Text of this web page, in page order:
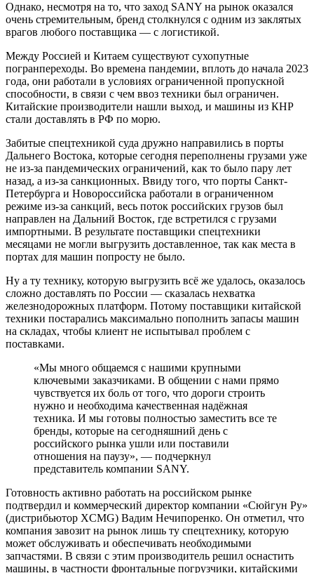
Однако, несмотря на то, что заход SANY на рынок оказался
очень стремительным, бренд столкнулся с одним из заклятых
врагов любого поставщика — с логистикой.
Между Россией и Китаем существуют сухопутные
погранпереходы. Во времена пандемии, вплоть до начала 2023
года, они работали в условиях ограниченной пропускной
способности, в связи с чем ввоз техники был ограничен.
Китайские производители нашли выход, и машины из КНР
стали доставлять в РФ по морю.
Забитые спецтехникой суда дружно направились в порты
Дальнего Востока, которые сегодня переполнены грузами уже
не из-за пандемических ограничений, как то было пару лет
назад, а из-за санкционных. Ввиду того, что порты Санкт-
Петербурга и Новороссийска работали в ограниченном
режиме из-за санкций, весь поток российских грузов был
направлен на Дальний Восток, где встретился с грузами
импортными. В результате поставщики спецтехники
месяцами не могли выгрузить доставленное, так как места в
портах для машин попросту не было.
Ну а ту технику, которую выгрузить всё же удалось, оказалось
сложно доставлять по России — сказалась нехватка
железнодорожных платформ. Потому поставщики китайской
техники постарались максимально пополнить запасы машин
на складах, чтобы клиент не испытывал проблем с
поставками.
«Мы много общаемся с нашими крупными
ключевыми заказчиками. В общении с нами прямо
чувствуется их боль от того, что дороги строить
нужно и необходима качественная надёжная
техника. И мы готовы полностью заместить все те
бренды, которые на сегодняшний день с
российского рынка ушли или поставили
отношения на паузу», — подчеркнул
представитель компании SANY.
Готовность активно работать на российском рынке
подтвердил и коммерческий директор компании «Сюйгун Ру»
(дистрибьютор XCMG) Вадим Нечипоренко. Он отметил, что
компания завозит на рынок лишь ту спецтехнику, которую
может обслуживать и обеспечивать необходимыми
запчастями. В связи с этим производитель решил оснастить
машины, в частности фронтальные погрузчики, китайскими